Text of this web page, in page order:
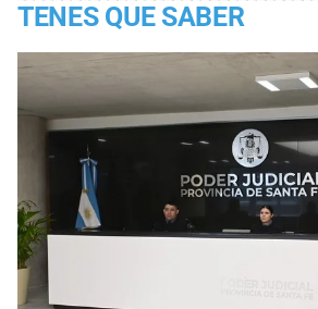
TENES QUE SABER